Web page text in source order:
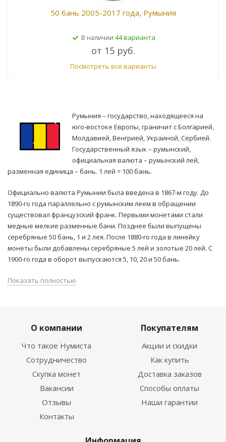
50 бань 2005-2017 года, Румыния
В наличии 44 варианта
от 15 руб.
Посмотреть все варианты
Румыния – государство, находящееся на
юго-востоке Европы, граничит с Болгарией,
Молдавией, Венгрией, Украиной, Сербией.
Государственный язык – румынский,
официальная валюта – румынский лей,
разменная единица – бань. 1 лей = 100 бань.
Официально валюта Румынии была введена в 1867-м году. До
1890-го года параллельно с румынским леем в обращении
существовал французский франк. Первыми монетами стали
медные мелкие разменные бани. Позднее были выпущены
серебряные 50 бань, 1 и 2 лея. После 1880-го года в линейку
монеты были добавлены серебряные 5 лей и золотые 20 лей. С
1900-го года в оборот выпускаются 5, 10, 20 и 50 бань.
Показать полностью
О компании
Что такое Нумиста
Сотрудничество
Скупка монет
Вакансии
Отзывы
Контакты
Покупателям
Акции и скидки
Как купить
Доставка заказов
Способы оплаты
Наши гарантии